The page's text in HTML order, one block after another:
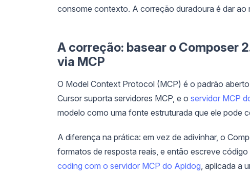
consome contexto. A correção duradoura é dar
A correção: basear o Composer
via MCP
O Model Context Protocol (MCP) é o padrão
Cursor suporta servidores MCP, e o servidor MCP
modelo como uma fonte estruturada que ele pode
A diferença na prática: em vez de adivinhar, o
formatos de resposta reais, e então escreve
coding com o servidor MCP do Apidog , aplicada a